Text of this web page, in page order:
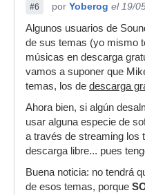
#6 por Yoberog el 19/
Algunos usuarios de
de sus temas (yo mismo
músicas en descarga
vamos a suponer que
temas, los de descarga
Ahora bien, si algún
usar alguna especie de
a través de streaming los
descarga libre... pues
Buena noticia: no tendrá
de esos temas, porque